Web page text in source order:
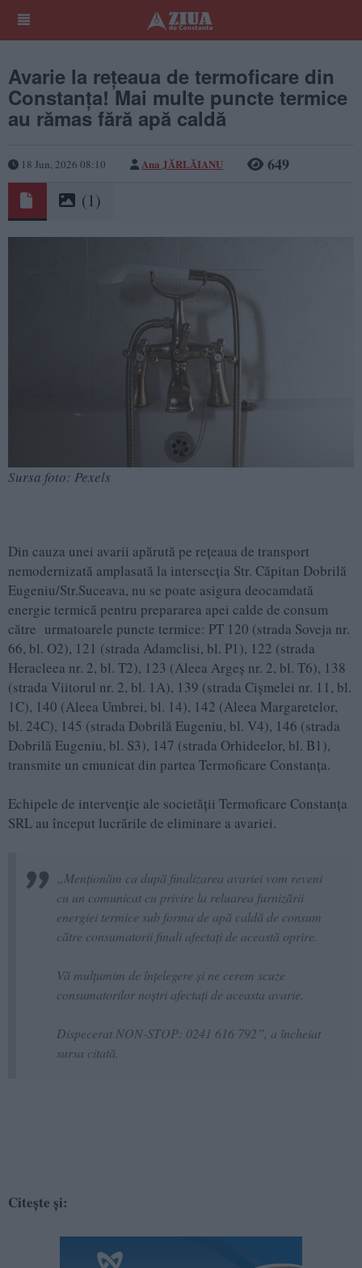
Avarie la rețeaua de termoficare din
Constanța! Mai multe puncte termice
au rămas fără apă caldă
18 Jun, 2026 08:10 Ana JĂRLĂIANU 649
(1)
Sursa foto: Pexels
Din cauza unei avarii apărută pe rețeaua de transport
nemodernizată amplasată la intersecția Str. Căpitan Dobrilă
Eugeniu/Str.Suceava, nu se poate asigura deocamdată
energie termică pentru prepararea apei calde de consum
către urmatoarele puncte termice: PT 120 (strada Soveja nr.
66, bl. O2), 121 (strada Adamclisi, bl. P1), 122 (strada
Heracleea nr. 2, bl. T2), 123 (Aleea Argeș nr. 2, bl. T6), 138
(strada Viitorul nr. 2, bl. 1A), 139 (strada Cișmelei nr. 11, bl.
1C), 140 (Aleea Umbrei, bl. 14), 142 (Aleea Margaretelor,
bl. 24C), 145 (strada Dobrilă Eugeniu, bl. V4), 146 (strada
Dobrilă Eugeniu, bl. S3), 147 (strada Orhideelor, bl. B1),
transmite un cmunicat din partea Termoficare Constanța.
Echipele de intervenție ale societății Termoficare Constanța
SRL au început lucrările de eliminare a avariei.
„Menționăm ca după finalizarea avariei vom reveni
cu un comunicat cu privire la reluarea furnizării
energiei termice sub forma de apă caldă de consum
către consumatorii finali afectați de această oprire.
Vă mulțumim de înțelegere și ne cerem scuze
consumatorilor noștri afectați de aceasta avarie.
Dispecerat NON-STOP: 0241 616 792”, a încheiat
sursa citată.
Citește și: